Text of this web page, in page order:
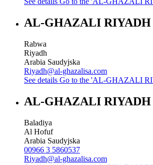
AL-GHAZALI RIYADH
Rabwa
Riyadh
Arabia Saudyjska
Riyadh@al-ghazalisa.com
See details Go to the 'AL-GHAZALI
AL-GHAZALI RIYADH
Baladiya
Al Hofuf
Arabia Saudyjska
00966 3 5860537
Riyadh@al-ghazalisa.com